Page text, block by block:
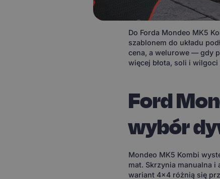
Do Forda Mondeo MK5
szablonem do układu
cena, a welurowe — gdy
więcej błota, soli i
Ford
wybór
Mondeo MK5 Kombi
mat. Skrzynia manualna i
wariant 4x4 różnią się